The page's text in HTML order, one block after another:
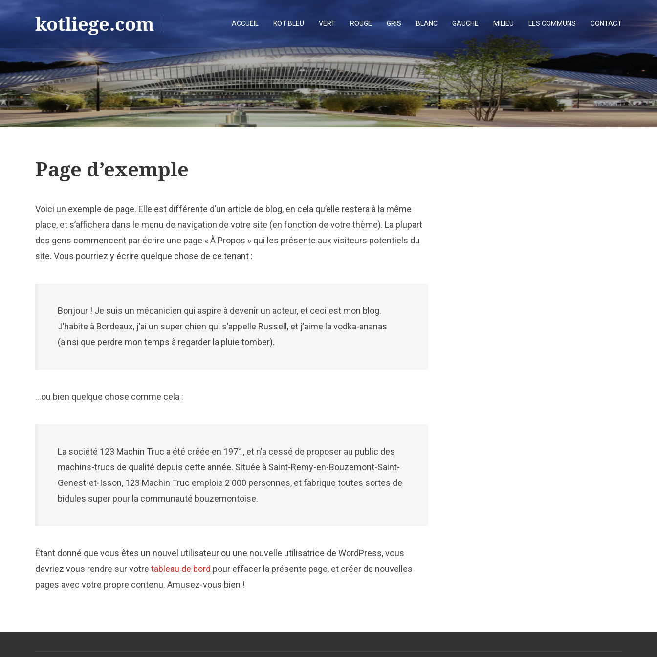
kotliege.com ACCUEIL KOT BLEU VERT ROUGE GRIS BLANC GAUCHE MILIEU LES COMMUNS CONTACT
Page d’exemple
Voici un exemple de page. Elle est différente d’un article de blog, en cela qu’elle restera à la même
place, et s’affichera dans le menu de navigation de votre site (en fonction de votre thème). La plupart
des gens commencent par écrire une page « À Propos » qui les présente aux visiteurs potentiels du
site. Vous pourriez y écrire quelque chose de ce tenant :
Bonjour ! Je suis un mécanicien qui aspire à devenir un acteur, et ceci est mon blog.
J’habite à Bordeaux, j’ai un super chien qui s’appelle Russell, et j’aime la vodka-ananas
(ainsi que perdre mon temps à regarder la pluie tomber).
…ou bien quelque chose comme cela :
La société 123 Machin Truc a été créée en 1971, et n’a cessé de proposer au public des
machins-trucs de qualité depuis cette année. Située à Saint-Remy-en-Bouzemont-Saint-
Genest-et-Isson, 123 Machin Truc emploie 2 000 personnes, et fabrique toutes sortes de
bidules super pour la communauté bouzemontoise.
Étant donné que vous êtes un nouvel utilisateur ou une nouvelle utilisatrice de WordPress, vous
devriez vous rendre sur votre tableau de bord pour effacer la présente page, et créer de nouvelles
pages avec votre propre contenu. Amusez-vous bien !